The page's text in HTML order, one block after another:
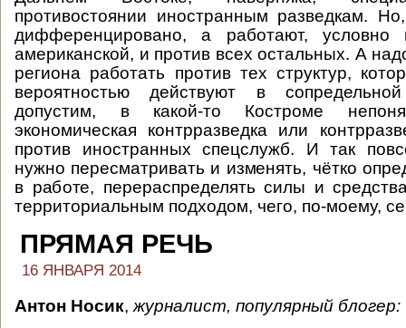
противостоянии иностранным разведкам.
дифференцировано, а работают, условно
американской, и против всех остальных. А
региона работать против тех структур,
вероятностью действуют в
допустим, в какой-то Костроме
экономическая контрразведка или
против иностранных спецслужб. И так
нужно пересматривать и изменять, чётко
в работе, перераспределять силы и
территориальным подходом, чего, по-моему,
ПРЯМАЯ РЕЧЬ
16 ЯНВАРЯ 2014
Антон Носик, журналист, популярный блогер: